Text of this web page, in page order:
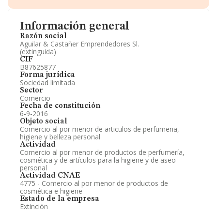
Información general
Razón social
Aguilar & Castañer Emprendedores Sl.
(extinguida)
CIF
B87625877
Forma jurídica
Sociedad limitada
Sector
Comercio
Fecha de constitución
6-9-2016
Objeto social
Comercio al por menor de articulos de perfumeria,
higiene y belleza personal
Actividad
Comercio al por menor de productos de perfumería,
cosmética y de artículos para la higiene y de aseo
personal
Actividad CNAE
4775 - Comercio al por menor de productos de
cosmética e higiene
Estado de la empresa
Extinción
Accionistas.
Artículos de prensa publicados sobre la empresa.
Información oficial y registral complementaria.